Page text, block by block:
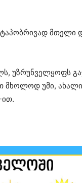
მთელი
უზრუნველყოფს
მხოლოდ უმი, ახალი
ით.